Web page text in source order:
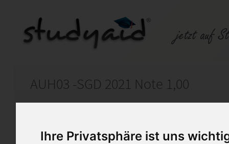
Ihre Privatsphäre ist uns
AUH03 -SGD 2021 Note 1,00